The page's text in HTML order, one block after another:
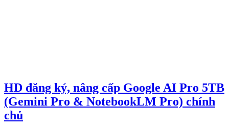
HD đăng ký, nâng cấp Google AI Pro 5TB
(Gemini Pro & NotebookLM Pro) chính
chủ